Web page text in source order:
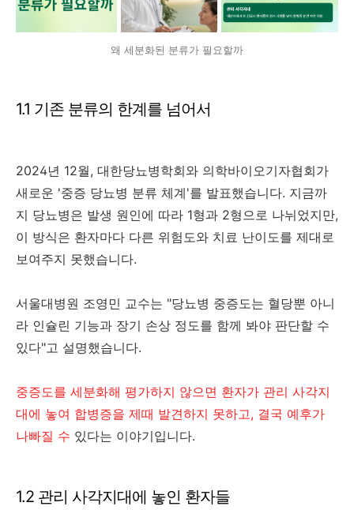
왜 세분화된 분류가 필요할까
1.1 기존 분류의 한계를 넘어서
2024년 12월, 대한당뇨병학회와 의학바이오기자협회가
새로운 '중증 당뇨병 분류 체계'를 발표했습니다. 지금까
지 당뇨병은 발생 원인에 따라 1형과 2형으로 나뉘었지만,
이 방식은 환자마다 다른 위험도와 치료 난이도를 제대로
보여주지 못했습니다.
서울대병원 조영민 교수는 "당뇨병 중증도는 혈당뿐 아니
라 인슐린 기능과 장기 손상 정도를 함께 봐야 판단할 수
있다"고 설명했습니다.
중증도를 세분화해 평가하지 않으면 환자가 관리 사각지
대에 놓여 합병증을 제때 발견하지 못하고, 결국 예후가
나빠질 수 있다는 이야기입니다.
1.2 관리 사각지대에 놓인 환자들